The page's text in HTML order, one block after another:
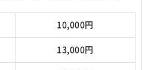
10,000円
13,000円